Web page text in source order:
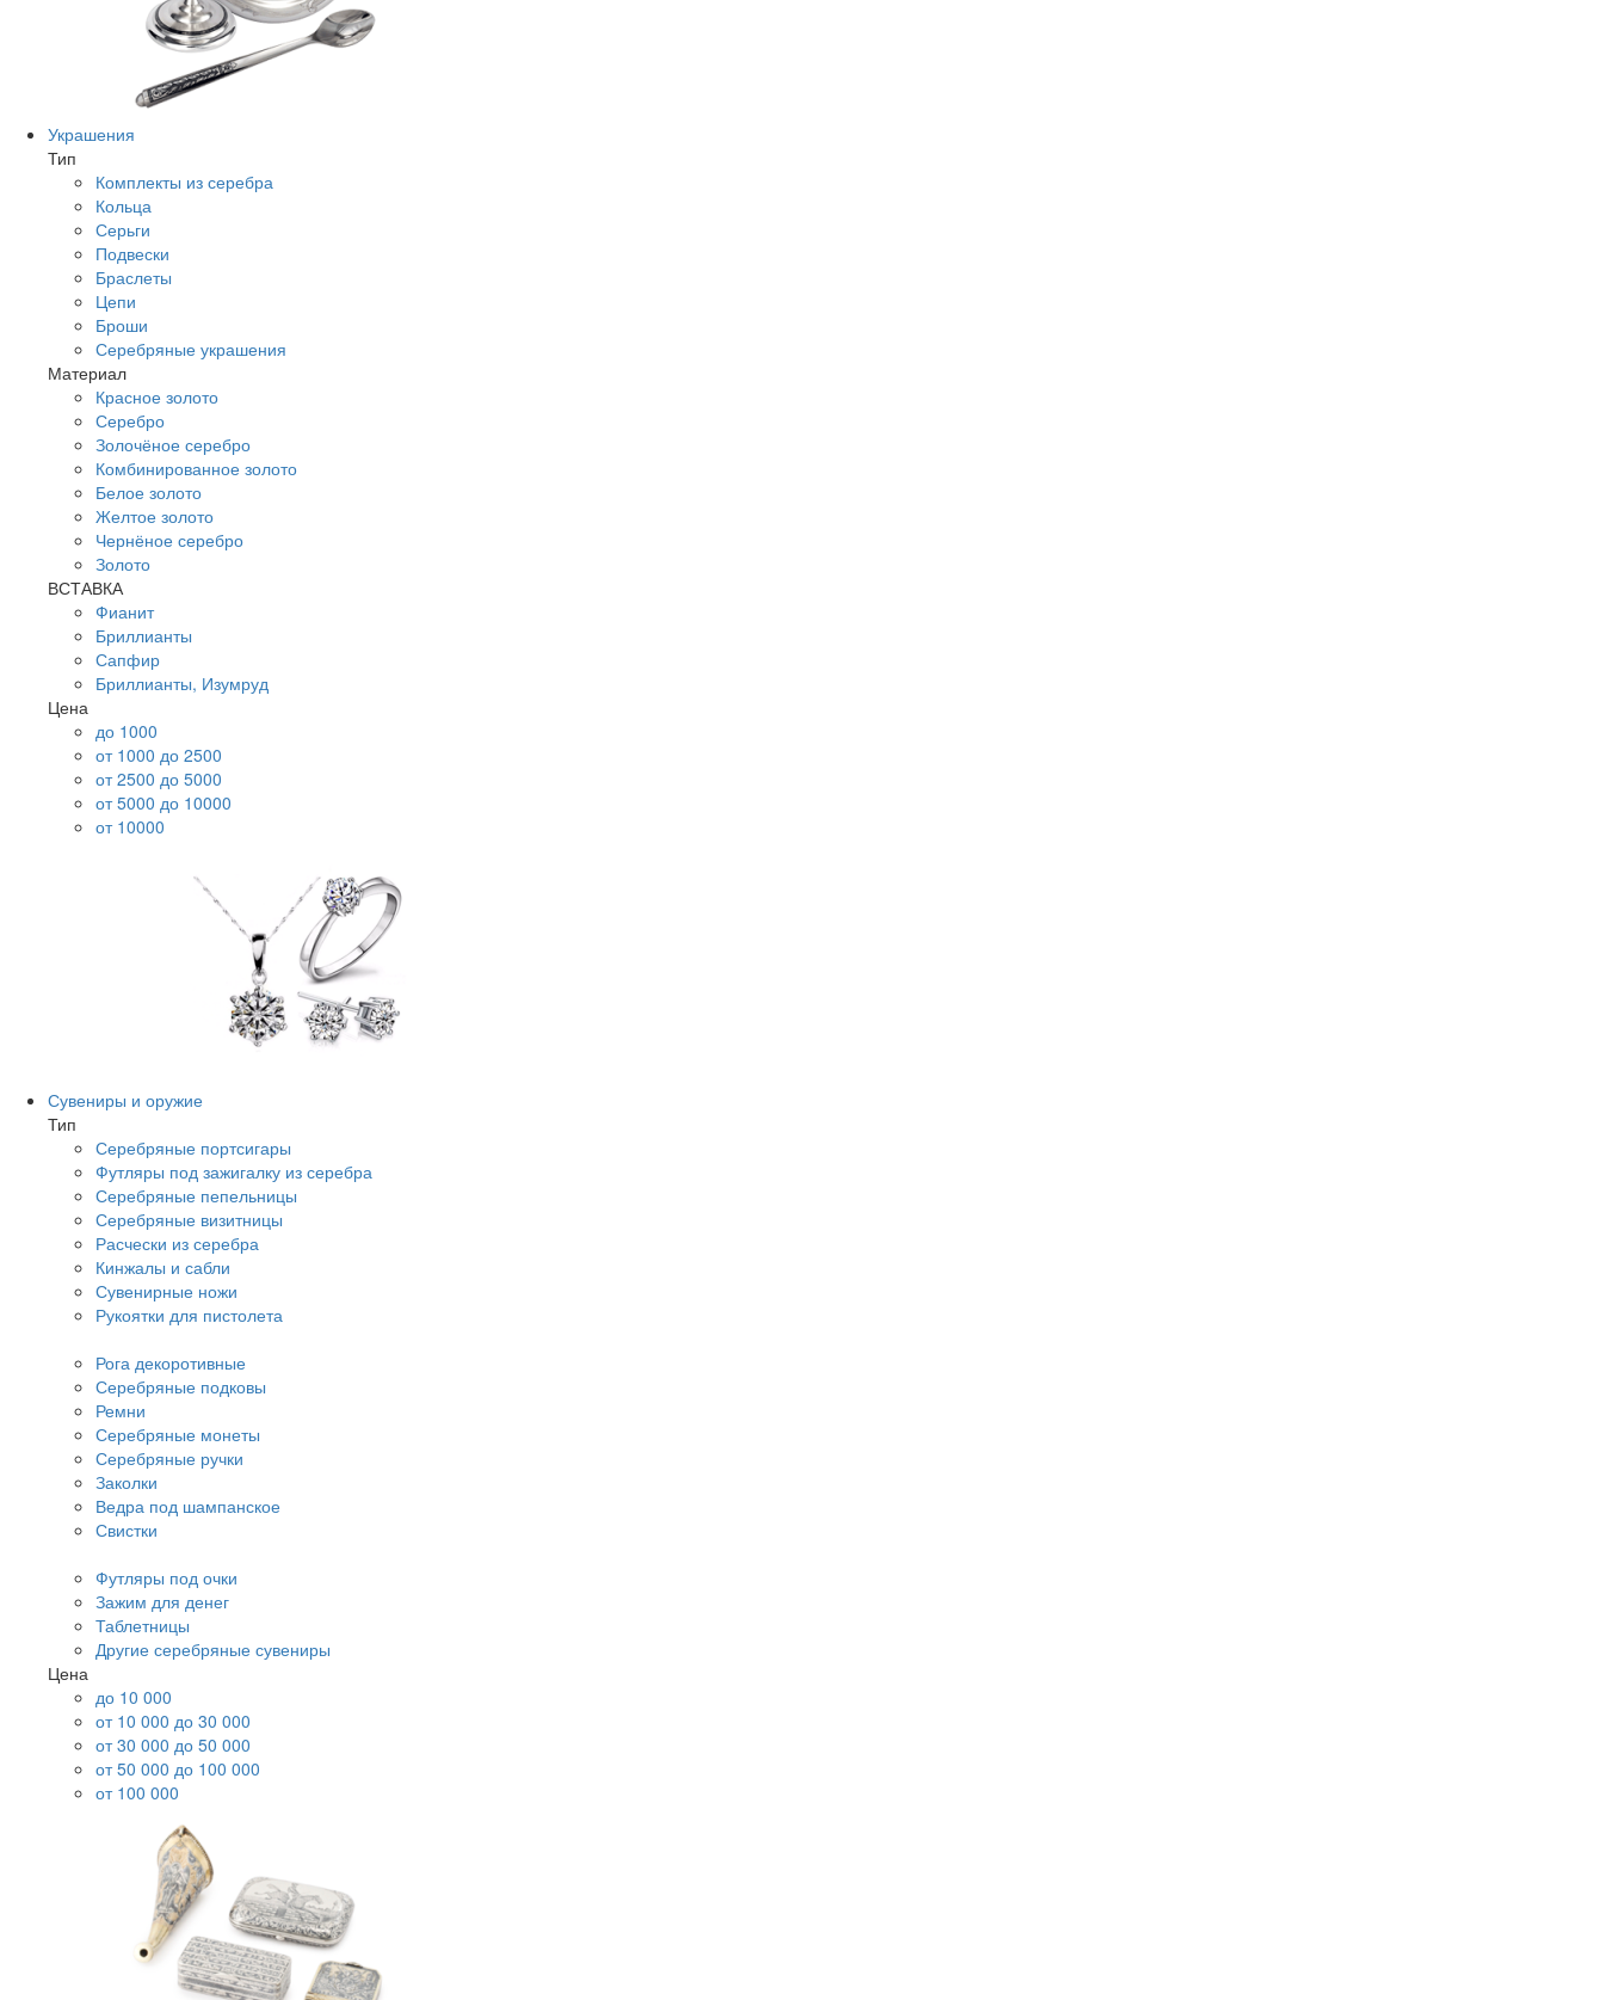
Украшения
Тип
Комплекты из серебра
Кольца
Серьги
Подвески
Браслеты
Цепи
Броши
Серебряные украшения
Материал
Красное золото
Серебро
Золочёное серебро
Комбинированное золото
Белое золото
Желтое золото
Чернёное серебро
Золото
ВСТАВКА
Фианит
Бриллианты
Сапфир
Бриллианты, Изумруд
Цена
до 1000
от 1000 до 2500
от 2500 до 5000
от 5000 до 10000
от 10000
Сувениры и оружие
Тип
Серебряные портсигары
Футляры под зажигалку из серебра
Серебряные пепельницы
Серебряные визитницы
Расчески из серебра
Кинжалы и сабли
Сувенирные ножи
Рукоятки для пистолета
Рога декоротивные
Серебряные подковы
Ремни
Серебряные монеты
Серебряные ручки
Заколки
Ведра под шампанское
Свистки
Футляры под очки
Зажим для денег
Таблетницы
Другие серебряные сувениры
Цена
до 10 000
от 10 000 до 30 000
от 30 000 до 50 000
от 50 000 до 100 000
от 100 000